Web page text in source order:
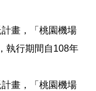
畫，「桃園機場
執行期間自108年
畫，「桃園機場